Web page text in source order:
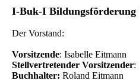
I-Buk-I Bildungsförderung
Der Vorstand:
Vorsitzende: Isabelle Eitmann
Stellvertretender Vorsitzender:
Buchhalter: Roland Eitmann